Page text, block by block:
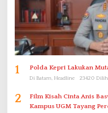
1 Polda Kepri Lakukan
Di Batam, Headline 23420
2
Film Kisah Cinta Anis
Kampus UGM Tayang